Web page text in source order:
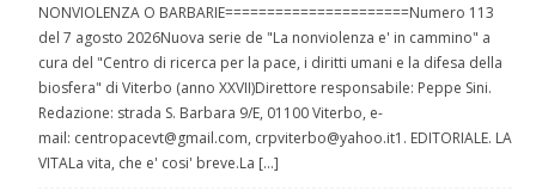
NONVIOLENZA O BARBARIE======================Numero 113
del 7 agosto 2026Nuova serie de "La nonviolenza e' in cammino" a
cura del "Centro di ricerca per la pace, i diritti umani e la difesa della
biosfera" di Viterbo (anno XXVII)Direttore responsabile: Peppe Sini.
Redazione: strada S. Barbara 9/E, 01100 Viterbo, e-
mail: centropacevt@gmail.com, crpviterbo@yahoo.it1. EDITORIALE. LA
VITALa vita, che e' cosi' breve.La […]